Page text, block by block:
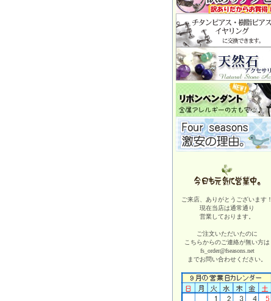
ご来店、ありがとうございます！
現在当店は通常通り
営業しております。
ご注文いただいたのに
こちらからのご連絡が無い方は
fs_order@fseasons.net
までお問い合わせください。